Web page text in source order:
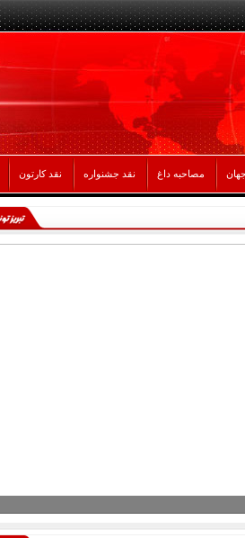
مصاحبه داغ نقد جشنواره نقد کارتون